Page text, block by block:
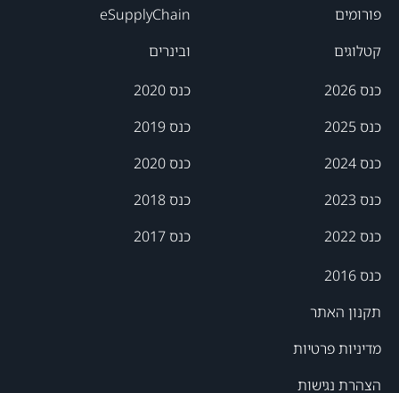
פורומים
קטלוגים
eSupplyChain
ובינרים
כנס 2026
כנס 2025
כנס 2024
כנס 2023
כנס 2022
כנס 2020
כנס 2019
כנס 2020
כנס 2018
כנס 2017
כנס 2016
תקנון האתר
מדיניות פרטיות
הצהרת נגישות